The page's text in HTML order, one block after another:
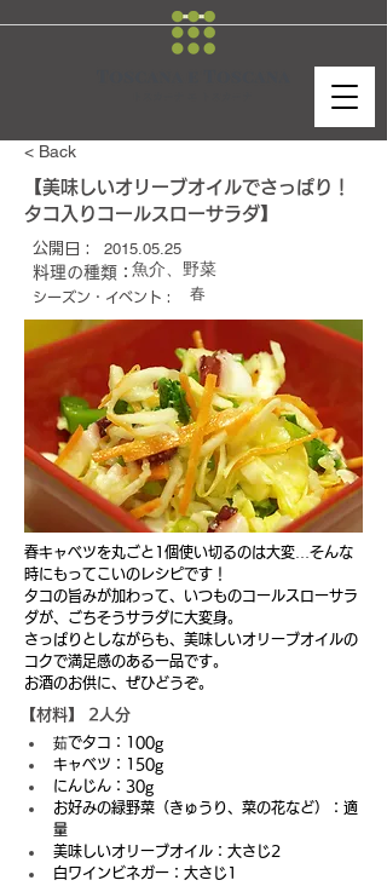
< Back
【美味しいオリーブオイルでさっぱり！
タコ入りコールスローサラダ】
公開日 : 2015.05.25
料理の種類：魚介、野菜
シーズン・イベント : 春
春キャベツを丸ごと1個使い切るのは大変…そんな
時にもってこいのレシピです！
タコの旨みが加わって、いつものコールスローサラ
ダが、ごちそうサラダに大変身。
さっぱりとしながらも、美味しいオリーブオイルの
コクで満足感のある一品です。
お酒のお供に、ぜひどうぞ。
【材料】 2人分
茹でタコ：100g
キャベツ：150g
にんじん：30g
お好みの緑野菜（きゅうり、菜の花など）：適
量
美味しいオリーブオイル：大さじ2
白ワインビネガー：大さじ1